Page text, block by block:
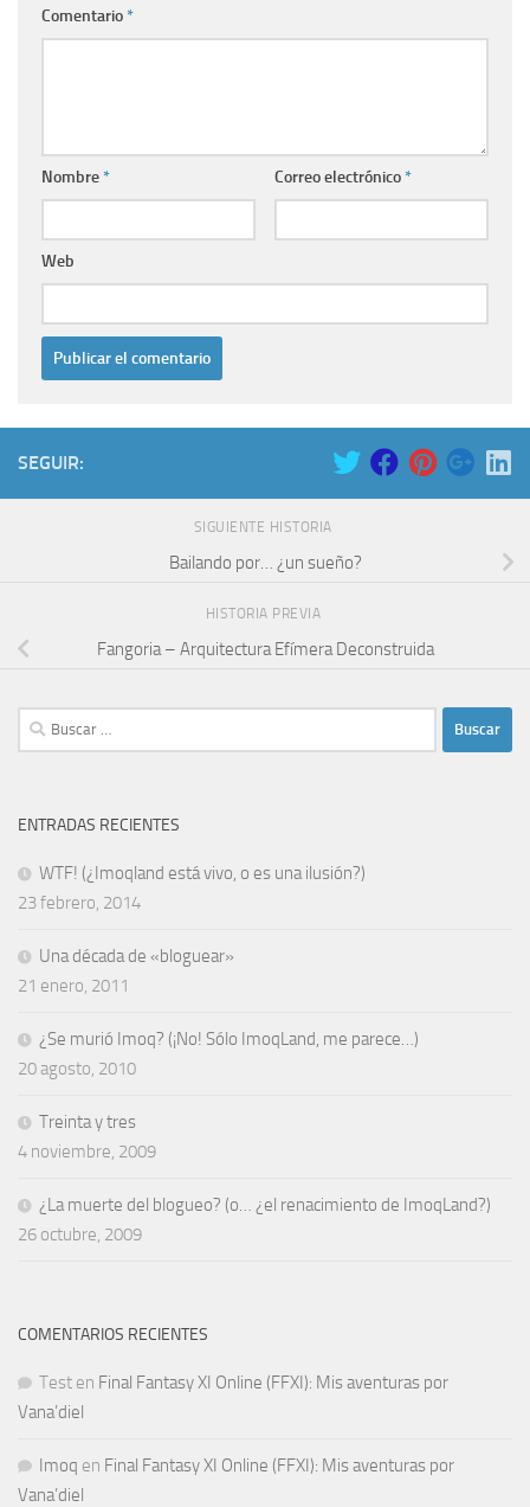
Comentario*
Nombre* Correo electrónico*
Web
SEGUIR:
SIGUIENTE HISTORIA
Bailando por… ¿un sueño?
HISTORIA PREVIA
Fangoria – Arquitectura Efímera Deconstruida
Buscar:
ENTRADAS RECIENTES
WTF! (¿Imoqland está vivo, o es una ilusión?)
23 febrero, 2014
Una década de «bloguear»
21 enero, 2011
¿Se murió Imoq? (¡No! Sólo ImoqLand, me parece…)
20 agosto, 2010
Treinta y tres
4 noviembre, 2009
¿La muerte del blogueo? (o… ¿el renacimiento de ImoqLand?)
26 octubre, 2009
COMENTARIOS RECIENTES
Test en Final Fantasy XI Online (FFXI): Mis aventuras por
Vana’diel
Imoq en Final Fantasy XI Online (FFXI): Mis aventuras por
Vana’diel